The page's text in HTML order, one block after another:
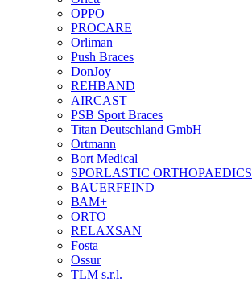
OPPO
PROCARE
Orliman
Push Braces
DonJoy
REHBAND
AIRCAST
PSB Sport Braces
Titan Deutschland GmbH
Ortmann
Bort Medical
SPORLASTIC ORTHOPAEDICS
BAUERFEIND
ВАМ+
ORTO
RELAXSAN
Fosta
Ossur
TLM s.r.l.